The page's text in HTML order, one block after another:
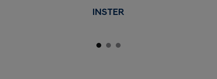
INSTER